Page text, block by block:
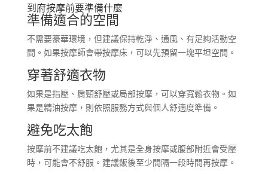
到府按摩前要準備什麼
準備適合的空間
不需要豪華環境，但建議保持乾淨、通風、有足夠活動空
間。如果按摩師會帶按摩床，可以先預留一塊平坦空間。
穿著舒適衣物
如果是指壓、肩頸舒壓或局部按摩，可以穿寬鬆衣物。如
果是精油按摩，則依照服務方式與個人舒適度準備。
避免吃太飽
按摩前不建議吃太飽，尤其是全身按摩或腹部附近會受壓
時，可能會不舒服。建議飯後至少間隔一段時間再按摩。